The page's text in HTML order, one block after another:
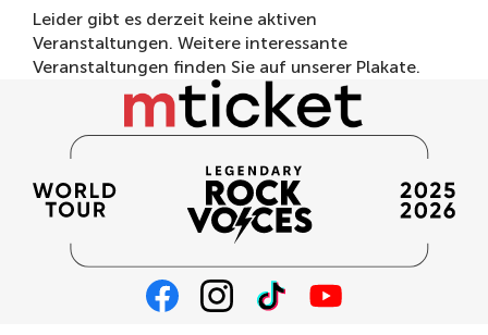
Leider gibt es derzeit keine aktiven
Veranstaltungen. Weitere interessante
Veranstaltungen finden Sie auf unserer Plakate.